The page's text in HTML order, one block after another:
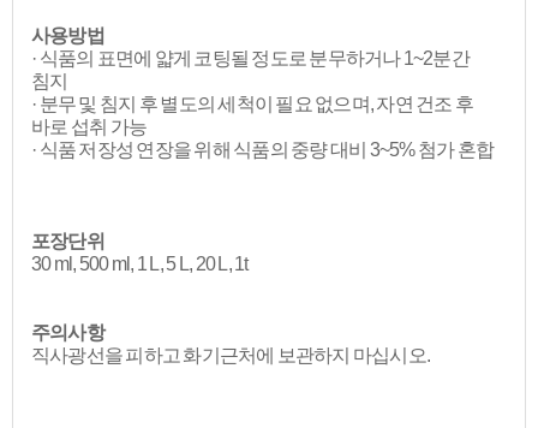
사용방법
· 식품의 표면에 얇게 코팅될 정도로 분무하거나 1~2분간
침지
· 분무 및 침지 후 별도의 세척이 필요 없으며, 자연 건조 후
바로 섭취 가능
· 식품 저장성 연장을 위해 식품의 중량 대비 3~5% 첨가 혼합
포장단위
30 ml, 500 ml, 1 L, 5 L, 20 L, 1t
주의사항
직사광선을 피하고 화기근처에 보관하지 마십시오.